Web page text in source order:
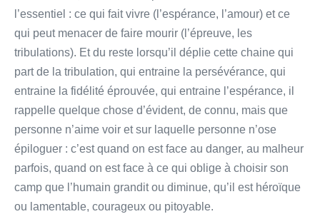
l’essentiel : ce qui fait vivre (l’espérance, l’amour) et ce
qui peut menacer de faire mourir (l’épreuve, les
tribulations). Et du reste lorsqu’il déplie cette chaine qui
part de la tribulation, qui entraine la persévérance, qui
entraine la fidélité éprouvée, qui entraine l’espérance, il
rappelle quelque chose d’évident, de connu, mais que
personne n’aime voir et sur laquelle personne n’ose
épiloguer : c’est quand on est face au danger, au malheur
parfois, quand on est face à ce qui oblige à choisir son
camp que l’humain grandit ou diminue, qu’il est héroïque
ou lamentable, courageux ou pitoyable.